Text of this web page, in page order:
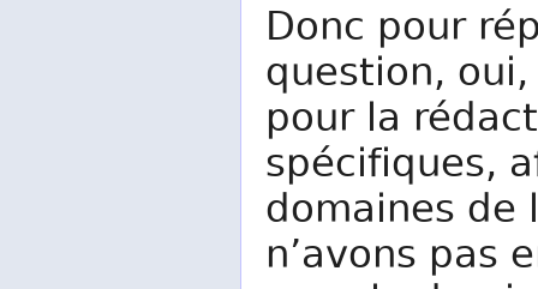
Donc pour
question,
pour la
spécifiques,
domaines de
n’avons pas